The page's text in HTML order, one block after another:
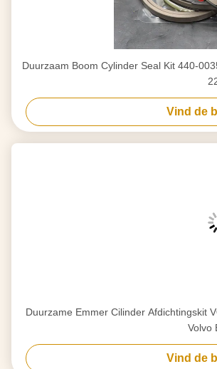
Duurzaam Boom Cylinder Seal Kit 440-
Vind de
Duurzame Emmer Cilinder Afdichtingskit
Volvo
Vind de